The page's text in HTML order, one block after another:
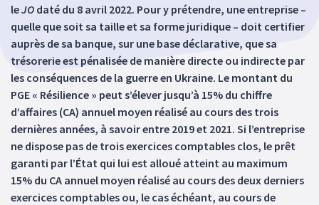
leJO daté du 8 avril 2022. Pour y prétendre, une entreprise –
quelle que soit sa taille et sa forme juridique – doit certifier
auprès de sa banque, sur une base déclarative, que sa
trésorerie est pénalisée de manière directe ou indirecte par
les conséquences de la guerre en Ukraine. Le montant du
PGE « Résilience » peut s’élever jusqu’à 15% du chiffre
d’affaires (CA) annuel moyen réalisé au cours des trois
dernières années, à savoir entre 2019 et 2021. Si l’entreprise
ne dispose pas de trois exercices comptables clos, le prêt
garanti par l’État qui lui est alloué atteint au maximum
15% du CA annuel moyen réalisé au cours des deux derniers
exercices comptables ou, le cas échéant, au cours de